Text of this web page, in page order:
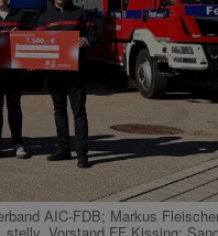
AIC-FDB; Markus